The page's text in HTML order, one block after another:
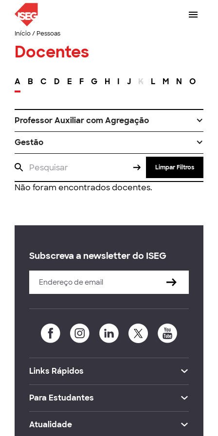
Início/ Pessoas
Docentes
A B C D E F G H I J K L M N O
Professor Auxiliar com Agregação
Gestão
Limpar Filtros
Não foram encontrados docentes.
Subscreva a newsletter do ISEG
Links Rápidos
Para Estudantes
Atualidade